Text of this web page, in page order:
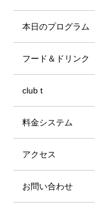
本日のプログラム
フード＆ドリンク
club t
料金システム
アクセス
お問い合わせ